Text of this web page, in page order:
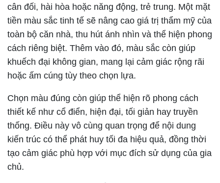
cân đối, hài hòa hoặc năng động, trẻ trung. Một mặt
tiền màu sắc tinh tế sẽ nâng cao giá trị thẩm mỹ của
toàn bộ căn nhà, thu hút ánh nhìn và thể hiện phong
cách riêng biệt. Thêm vào đó, màu sắc còn giúp
khuếch đại không gian, mang lại cảm giác rộng rãi
hoặc ấm cúng tùy theo chọn lựa.
Chọn màu đúng còn giúp thể hiện rõ phong cách
thiết kế như cổ điển, hiện đại, tối giản hay truyền
thống. Điều này vô cùng quan trọng để nội dung
kiến trúc có thể phát huy tối đa hiệu quả, đồng thời
tạo cảm giác phù hợp với mục đích sử dụng của gia
chủ.